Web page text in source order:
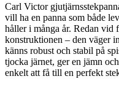
Carl Victor
vill ha en panna som både
håller i många år. Redan vid
konstruktionen – den väger
känns robust och stabil på
tjocka järnet, ger en jämn
enkelt att få till en perfekt